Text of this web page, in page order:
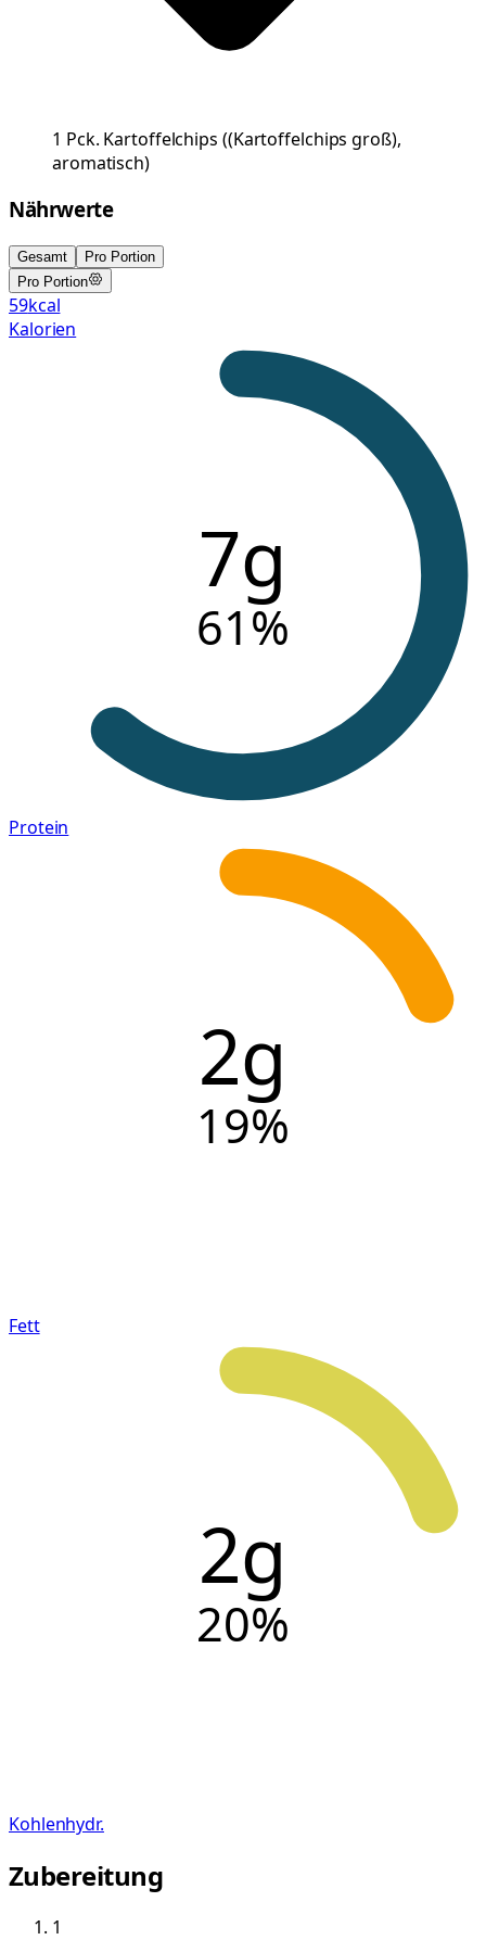
1 Pck. Kartoffelchips ((Kartoffelchips groß),
aromatisch)
Nährwerte
Gesamt
Pro Portion
Pro Portion
59kcal
Kalorien
7g
61%
Protein
2g
19%
Fett
2g
20%
Kohlenhydr.
Zubereitung
1